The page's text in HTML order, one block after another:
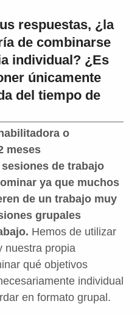
respuestas, ¿la
de combinarse
individual? ¿Es
únicamente
del tiempo de
o
meses
de trabajo
ya que muchos
de un trabajo muy
grupales
Hemos de utilizar
nuestra propia
qué objetivos
individual
en formato grupal.